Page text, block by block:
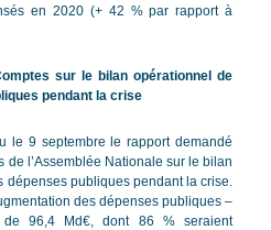
en 2020 (+ 42 % par rapport à
sur le bilan opérationnel de
pendant la crise
le 9 septembre le rapport demandé
de l’Assemblée Nationale sur le bilan
dépenses publiques pendant la crise.
des dépenses publiques –
96,4 Md€, dont 86 % seraient